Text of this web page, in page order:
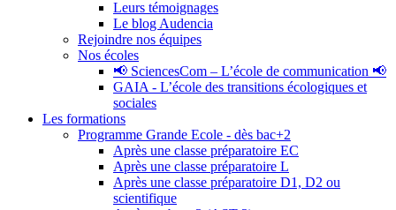
Leurs témoignages
Le blog Audencia
Rejoindre nos équipes
Nos écoles
📢 SciencesCom – L’école de communication 📢
GAIA - L’école des transitions écologiques et
sociales
Les formations
Programme Grande Ecole - dès bac+2
Après une classe préparatoire EC
Après une classe préparatoire L
Après une classe préparatoire D1, D2 ou
scientifique